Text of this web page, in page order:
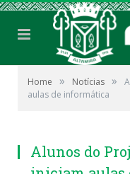
Home » Notícias »
aulas de informática
Alunos do